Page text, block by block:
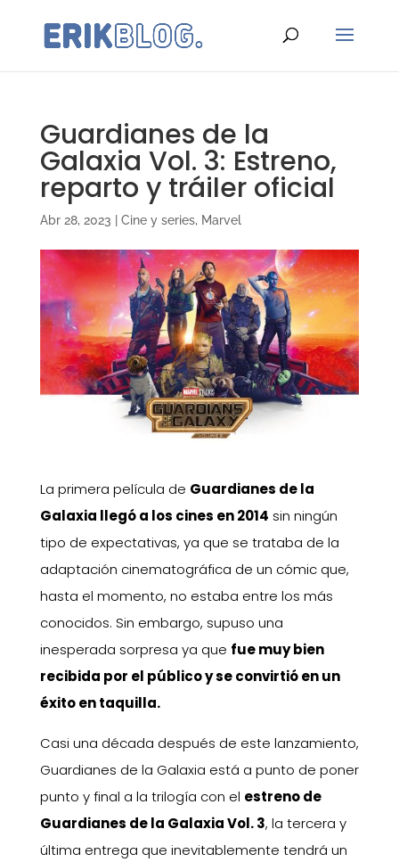
Guardianes de la
Galaxia Vol. 3: Estreno,
reparto y tráiler oficial
Abr 28, 2023 Cine y series, Marvel
La primera película de Guardianes de la
Galaxia llegó a los cines en 2014 sin ningún
tipo de expectativas, ya que se trataba de la
adaptación cinematográfica de un cómic que,
hasta el momento, no estaba entre los más
conocidos. Sin embargo, supuso una
inesperada sorpresa ya que fue muy bien
recibida por el público y se convirtió en un
éxito en taquilla.
Casi una década después de este lanzamiento,
Guardianes de la Galaxia está a punto de poner
punto y final a la trilogía con el estreno de
Guardianes de la Galaxia Vol. 3, la tercera y
última entrega que inevitablemente tendrá un